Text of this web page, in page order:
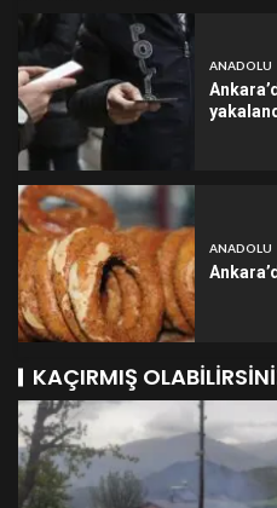
ANADOLU
ANADOLU
KAÇIRMIŞ